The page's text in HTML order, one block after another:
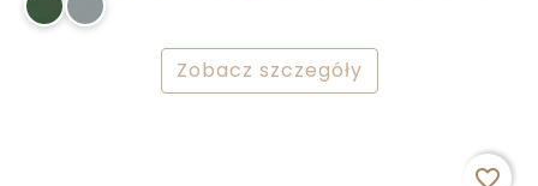
Zobacz szczegóły
favorite_border